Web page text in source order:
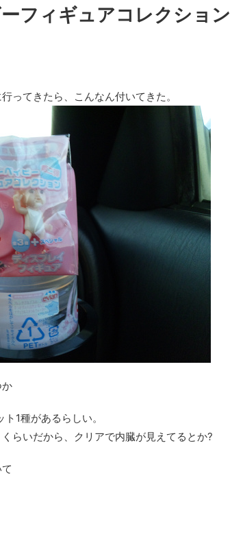
フィギュアコレクション
ってきたら、こんなん付いてきた。
1種があるらしい。
らいだから、クリアで内臓が見えてるとか?